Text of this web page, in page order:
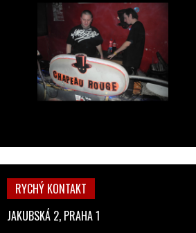
RYCHÝ KONTAKT
JAKUBSKÁ 2, PRAHA 1